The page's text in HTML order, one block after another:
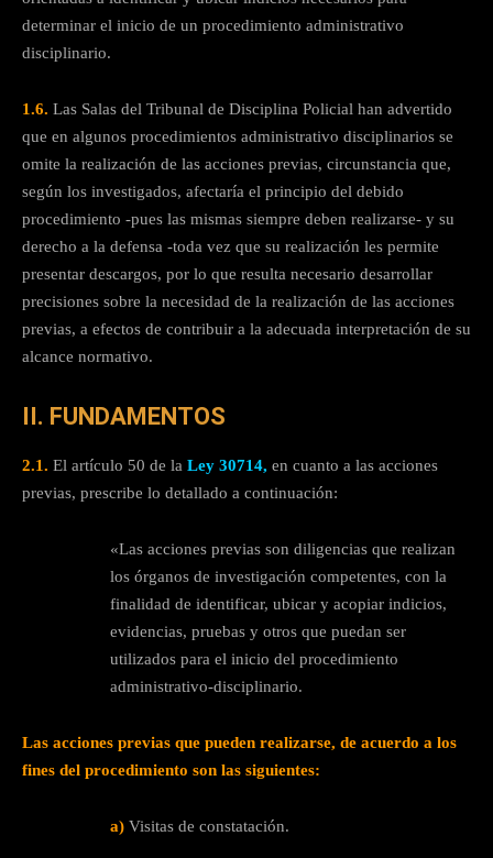
determinar el inicio de un procedimiento administrativo
disciplinario.
1.6. Las Salas del Tribunal de Disciplina Policial han advertido
que en algunos procedimientos administrativo disciplinarios se
omite la realización de las acciones previas, circunstancia que,
según los investigados, afectaría el principio del debido
procedimiento -pues las mismas siempre deben realizarse- y su
derecho a la defensa -toda vez que su realización les permite
presentar descargos, por lo que resulta necesario desarrollar
precisiones sobre la necesidad de la realización de las acciones
previas, a efectos de contribuir a la adecuada interpretación de su
alcance normativo.
II. FUNDAMENTOS
2.1. El artículo 50 de la Ley 30714, en cuanto a las acciones
previas, prescribe lo detallado a continuación:
«Las acciones previas son diligencias que realizan
los órganos de investigación competentes, con la
finalidad de identificar, ubicar y acopiar indicios,
evidencias, pruebas y otros que puedan ser
utilizados para el inicio del procedimiento
administrativo-disciplinario.
Las acciones previas que pueden realizarse, de acuerdo a los
fines del procedimiento son las siguientes:
a) Visitas de constatación.